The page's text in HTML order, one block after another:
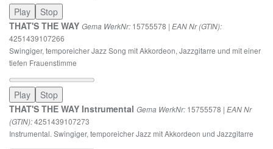
Play
Stop
THAT'S THE WAY Gema WerkNr: 15755578 | EAN Nr (GTIN):
4251439107266
Swingiger, temporeicher Jazz Song mit Akkordeon, Jazzgitarre und mit einer
tiefen Frauenstimme
Play
Stop
THAT'S THE WAY Instrumental Gema WerkNr: 15755578 | EAN Nr
(GTIN):4251439107273
Instrumental. Swingiger, temporeicher Jazz mit Akkordeon und Jazzgitarre